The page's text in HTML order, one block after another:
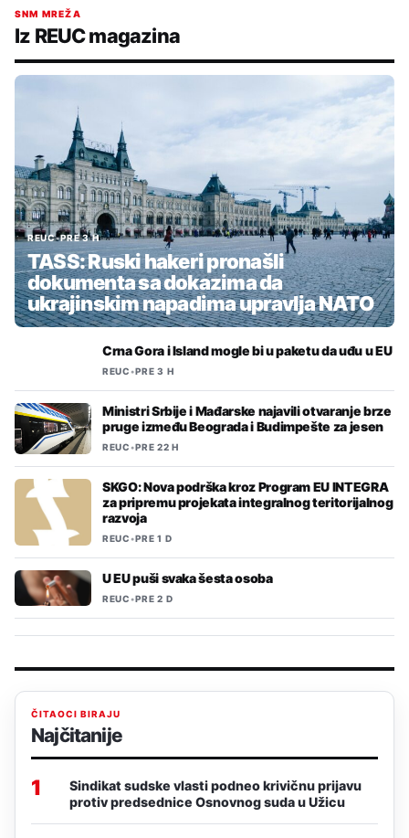
SNM MREŽA
Iz REUC magazina
REUC•PRE 3 H
TASS: Ruski hakeri pronašli
dokumenta sa dokazima da
ukrajinskim napadima upravlja NATO
Crna Gora i Island mogle bi u paketu da uđu u EU
REUC•PRE 3 H
Ministri Srbije i Mađarske najavili otvaranje brze
pruge između Beograda i Budimpešte za jesen
REUC•PRE 22 H
SKGO: Nova podrška kroz Program EU INTEGRA
za pripremu projekata integralnog teritorijalnog
razvoja
REUC•PRE 1 D
U EU puši svaka šesta osoba
REUC•PRE 2 D
ČITAOCI BIRAJU
Najčitanije
1
Sindikat sudske vlasti podneo krivičnu prijavu
protiv predsednice Osnovnog suda u Užicu